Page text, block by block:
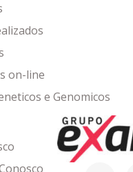
on-line
e Genomicos